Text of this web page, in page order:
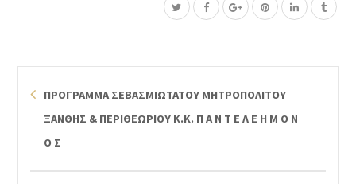
ΠΡΟΓΡΑΜΜΑ ΣΕΒΑΣΜΙΩΤΑΤΟΥ ΜΗΤΡΟΠΟΛΙΤΟΥ
ΞΑΝΘΗΣ & ΠΕΡΙΘΕΩΡΙΟΥ Κ.Κ. Π Α Ν Τ Ε Λ Ε Η Μ Ο Ν
Ο Σ